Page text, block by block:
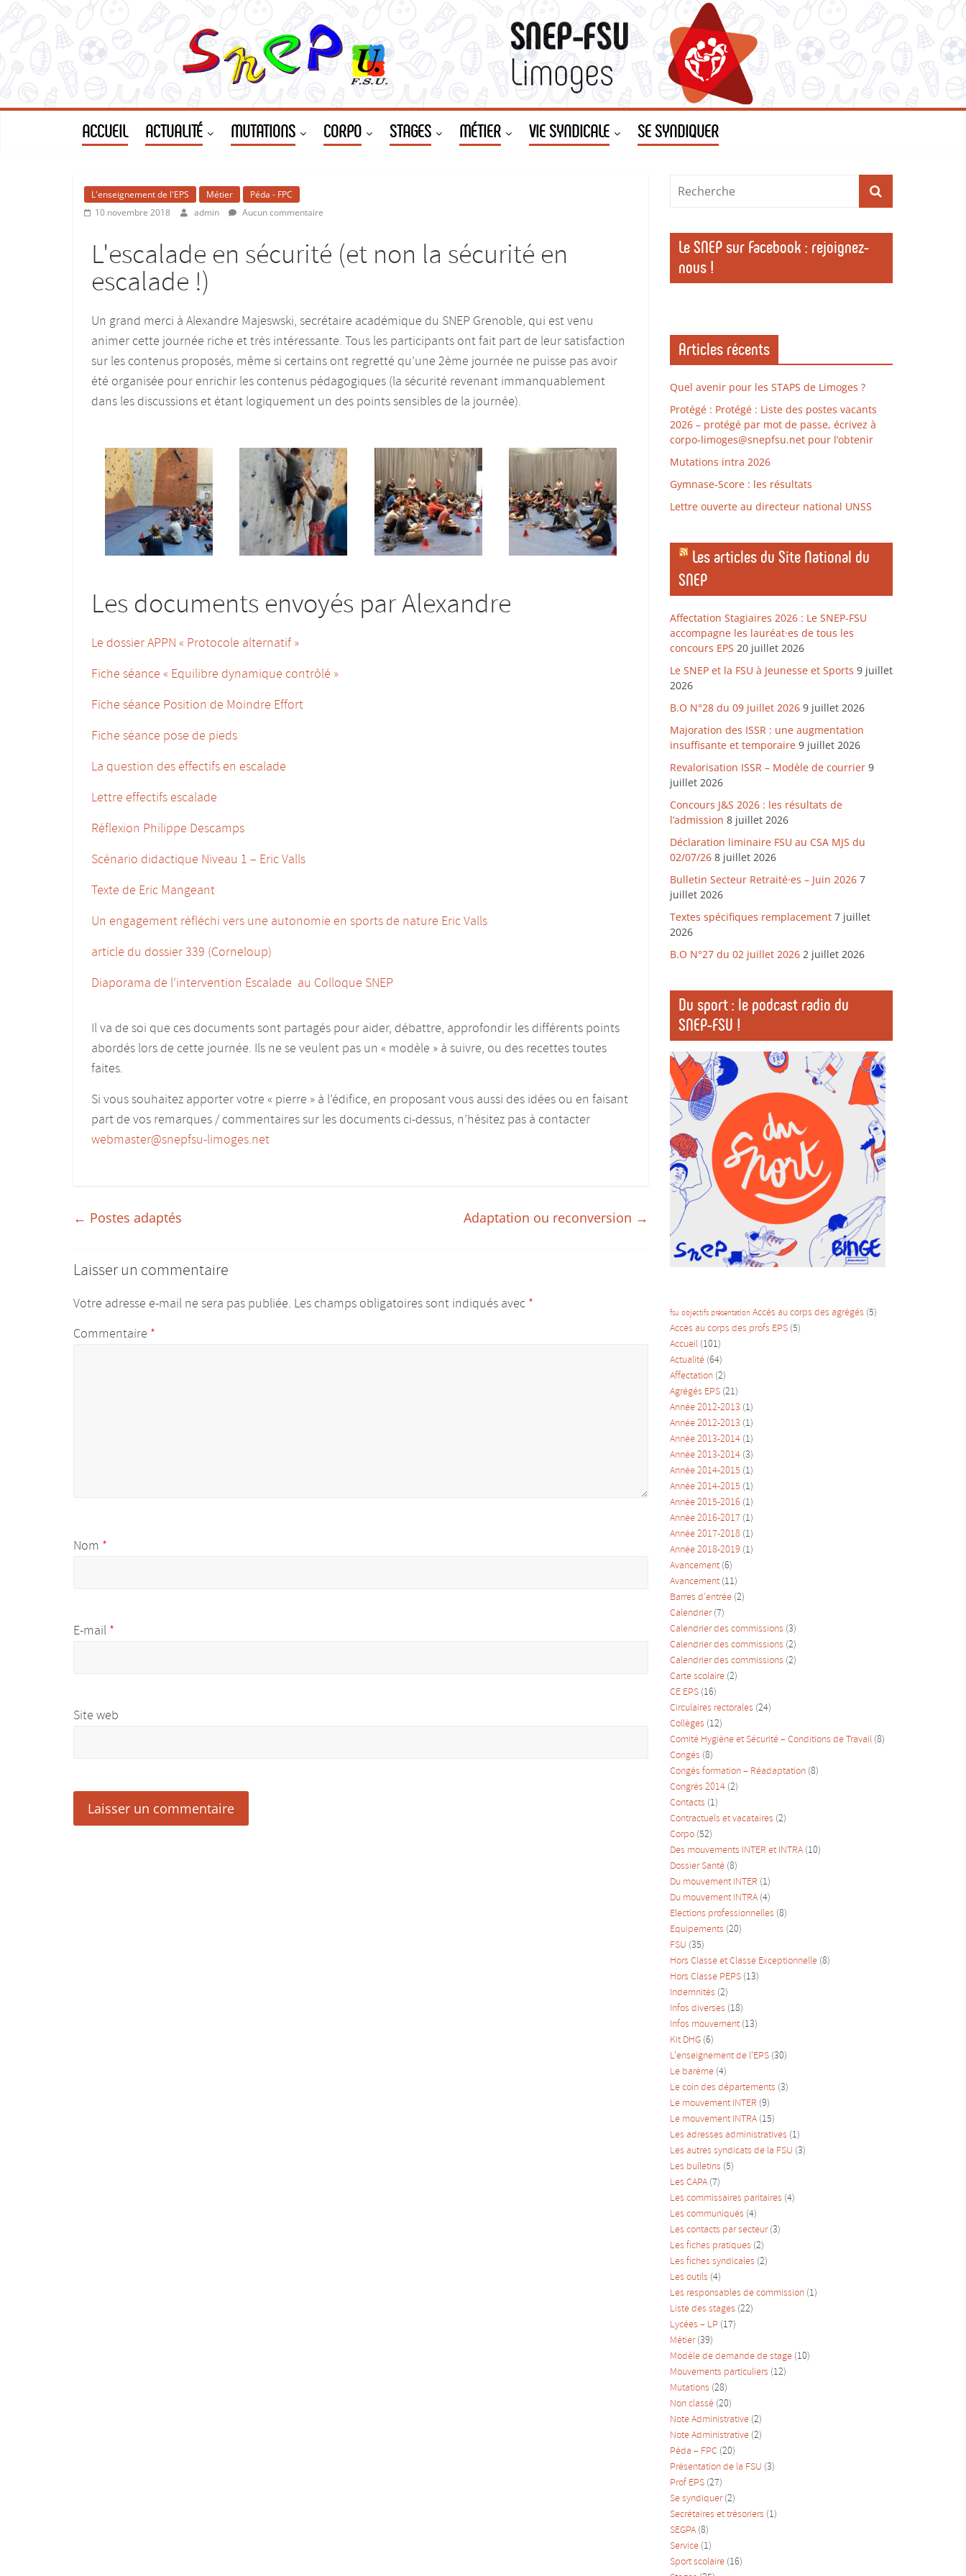
ACCUEIL ACTUALITÉ MUTATIONS CORPO STAGES MÉTIER VIE SYNDICALE SE SYNDIQUER
L'enseignement de l'EPS Métier
Péda - FPC
10 novembre 2018
admin Aucun commentaire
L'escalade en sécurité (et non la sécurité en
escalade !)
Un grand merci à Alexandre Majeswski, secrétaire académique du SNEP Grenoble, qui est venu
animer cette journée riche et très intéressante. Tous les participants ont fait part de leur satisfaction
sur les contenus proposés, même si certains ont regretté qu’une 2ème journée ne puisse pas avoir
été organisée pour enrichir les contenus pédagogiques (la sécurité revenant immanquablement
dans les discussions et étant logiquement un des points sensibles de la journée).
Les documents envoyés par Alexandre
Le dossier APPN « Protocole alternatif »
Fiche séance « Equilibre dynamique contrôlé »
Fiche séance Position de Moindre Effort
Fiche séance pose de pieds
La question des effectifs en escalade
Lettre effectifs escalade
Réflexion Philippe Descamps
Scénario didactique Niveau 1 – Eric Valls
Texte de Eric Mangeant
Un engagement réfléchi vers une autonomie en sports de nature Eric Valls
article du dossier 339 (Corneloup)
Diaporama de l’intervention Escalade au Colloque SNEP
Il va de soi que ces documents sont partagés pour aider, débattre, approfondir les différents points
abordés lors de cette journée. Ils ne se veulent pas un « modèle » à suivre, ou des recettes toutes
faites.
Si vous souhaitez apporter votre « pierre » à l’édifice, en proposant vous aussi des idées ou en faisant
part de vos remarques / commentaires sur les documents ci-dessus, n’hésitez pas à contacter
webmaster@snepfsu-limoges.net
← Postes adaptés Adaptation ou reconversion →
Laisser un commentaire
Votre adresse e-mail ne sera pas publiée. Les champs obligatoires sont indiqués avec *
Commentaire *
Nom *
E-mail *
Site web
Le SNEP sur Facebook : rejoignez-
nous !
Articles récents
Quel avenir pour les STAPS de Limoges ?
Protégé : Protégé : Liste des postes vacants
2026 – protégé par mot de passe, écrivez à
corpo-limoges@snepfsu.net pour l’obtenir
Mutations intra 2026
Gymnase-Score : les résultats
Lettre ouverte au directeur national UNSS
Les articles du Site National du
SNEP
Affectation Stagiaires 2026 : Le SNEP-FSU
accompagne les lauréat·es de tous les
concours EPS 20 juillet 2026
Le SNEP et la FSU à Jeunesse et Sports 9 juillet
2026
B.O N°28 du 09 juillet 2026 9 juillet 2026
Majoration des ISSR : une augmentation
insuffisante et temporaire 9 juillet 2026
Revalorisation ISSR – Modèle de courrier 9
juillet 2026
Concours J&S 2026 : les résultats de
l’admission 8 juillet 2026
Déclaration liminaire FSU au CSA MJS du
02/07/26 8 juillet 2026
Bulletin Secteur Retraité·es – Juin 2026 7
juillet 2026
Textes spécifiques remplacement 7 juillet
2026
B.O N°27 du 02 juillet 2026 2 juillet 2026
Du sport : le podcast radio du
SNEP-FSU !
fsu objectifs présentation Accès au corps des agrégés (5)
Accès au corps des profs EPS (5)
Accueil (101)
Actualité (64)
Affectation (2)
Agrégés EPS (21)
Année 2012-2013 (1)
Année 2012-2013 (1)
Année 2013-2014 (1)
Année 2013-2014 (3)
Année 2014-2015 (1)
Année 2014-2015 (1)
Année 2015-2016 (1)
Année 2016-2017 (1)
Année 2017-2018 (1)
Année 2018-2019 (1)
Avancement (6)
Avancement (11)
Barres d'entrée (2)
Calendrier(7)
Calendrier des commissions (3)
Calendrier des commissions (2)
Calendrier des commissions (2)
Carte scolaire (2)
CE EPS (16)
Circulaires rectorales (24)
Collèges (12)
Comité Hygiène et Sécurité – Conditions de Travail (8)
Congés (8)
Congés formation – Réadaptation (8)
Congrès 2014 (2)
Contacts (1)
Contractuels et vacataires (2)
Corpo (52)
Des mouvements INTER et INTRA (10)
Dossier Santé (8)
Du mouvement INTER (1)
Du mouvement INTRA (4)
Elections professionnelles (8)
Equipements (20)
FSU (35)
Hors Classe et Classe Exceptionnelle (8)
Hors Classe PEPS (13)
Indemnités (2)
Infos diverses (18)
Infos mouvement (13)
Kit DHG (6)
L'enseignement de l'EPS (30)
Le barème (4)
Le coin des départements (3)
Le mouvement INTER (9)
Le mouvement INTRA (15)
Les adresses administratives (1)
Les autres syndicats de la FSU (3)
Les bulletins (5)
Les CAPA (7)
Les commissaires paritaires (4)
Les communiqués (4)
Les contacts par secteur(3)
Les fiches pratiques (2)
Les fiches syndicales (2)
Les outils (4)
Les responsables de commission (1)
Liste des stages (22)
Lycées – LP (17)
Métier(39)
Modèle de demande de stage (10)
Mouvements particuliers (12)
Mutations (28)
Non classé (20)
Note Administrative (2)
Note Administrative (2)
Péda – FPC (20)
Présentation de la FSU (3)
Prof EPS (27)
Se syndiquer(2)
Secrétaires et trésoriers (1)
SEGPA (8)
Service (1)
Sport scolaire (16)